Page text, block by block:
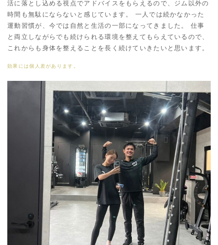
活に落とし込める視点でアドバイスをもらえるので、ジム以外の
時間も無駄にならないと感じています。 一人では続かなかった
運動習慣が、今では自然と生活の一部になってきました。 仕事
と両立しながらでも続けられる環境を整えてもらえているので、
これからも身体を整えることを長く続けていきたいと思います。
効果には個人差があります。